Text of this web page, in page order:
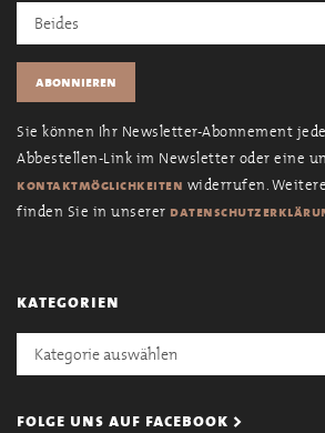
Sie können Ihr Newsletter-Abonnement
Abbestellen-Link im Newsletter oder eine
kontaktmöglichkeiten widerrufen.
finden Sie in unserer
kategorien
Kategorien
folge uns auf facebook >